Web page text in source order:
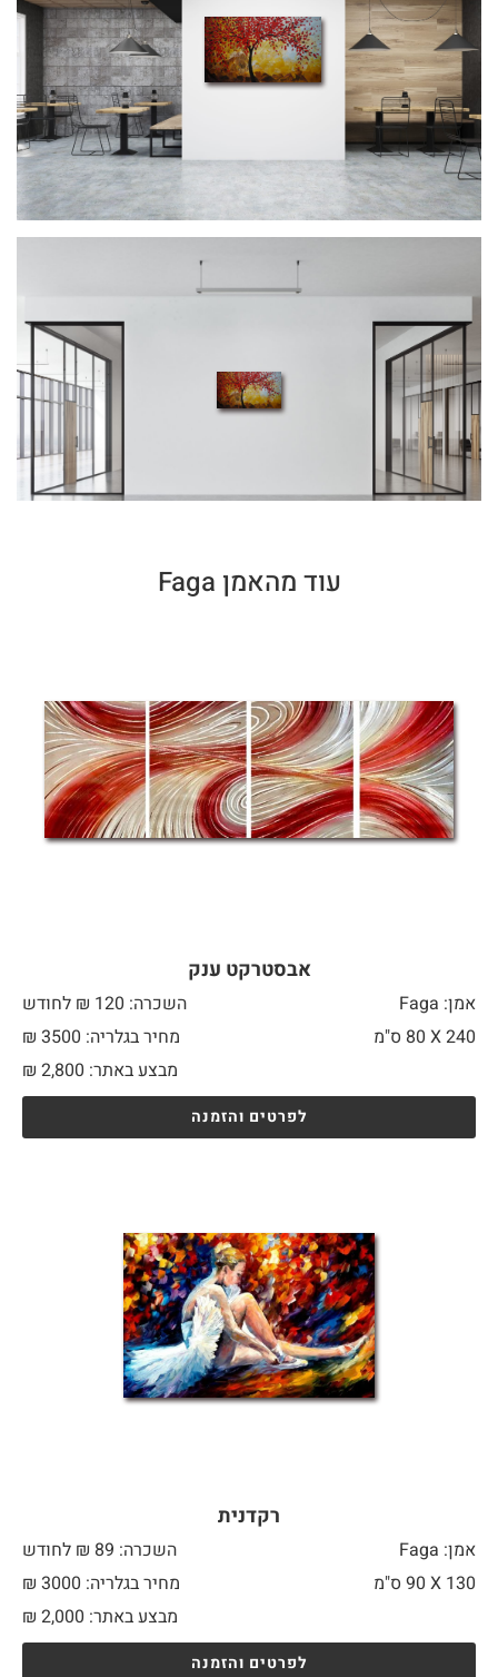
עוד מהאמן Faga
אבסטרקט ענק
אמן: Faga
השכרה: 120 ₪ לחודש
240 X
מחיר בגלריה: 3500 ₪
מבצע באתר:
₪ 2,800
לפרטים והזמנה
רקדנית
אמן: Faga
השכרה: 89 ₪ לחודש
130 X
מחיר בגלריה: 3000 ₪
מבצע באתר:
₪ 2,000
לפרטים והזמנה